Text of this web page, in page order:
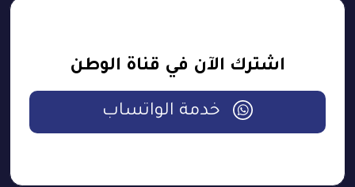
اشترك الآن في قناة الوطن
خدمة الواتساب